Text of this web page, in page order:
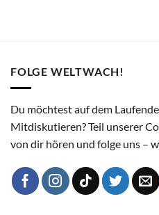
FOLGE WELTWACH!
Du möchtest auf dem
Mitdiskutieren? Teil unserer
von dir hören und folge uns –